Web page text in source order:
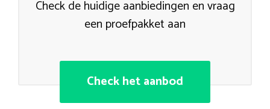
Check de huidige aanbiedingen en vraag
een proefpakket aan
Check het aanbod